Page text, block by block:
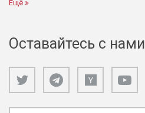
Ещё
Оставайтесь с нами